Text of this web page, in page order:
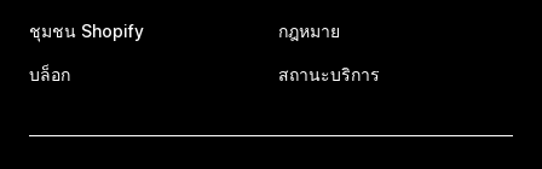
ชุมชน Shopify
บล็อก
กฎหมาย
สถานะบริการ